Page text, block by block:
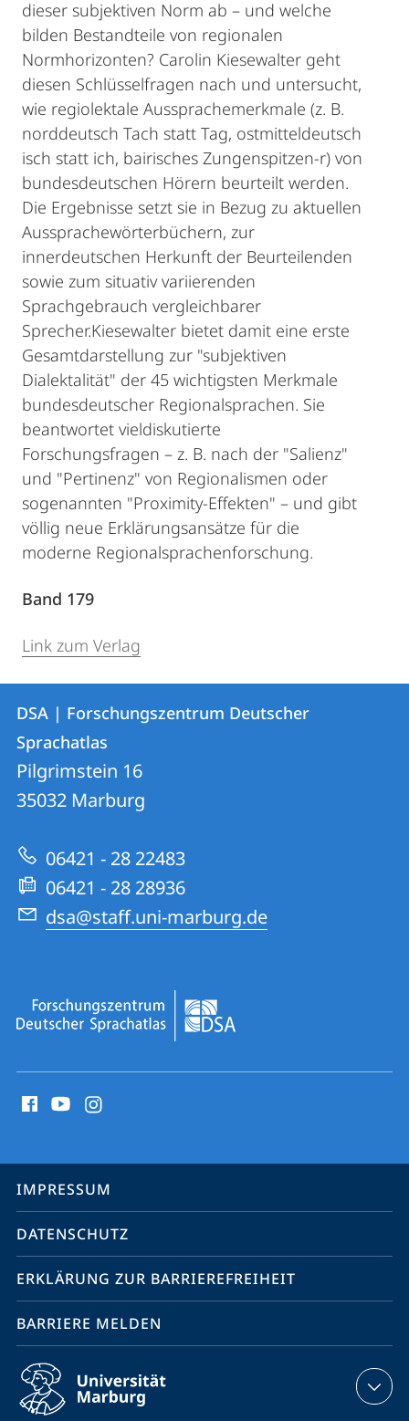
dieser subjektiven Norm ab – und welche
bilden Bestandteile von regionalen
Normhorizonten? Carolin Kiesewalter geht
diesen Schlüsselfragen nach und untersucht,
wie regiolektale Aussprachemerkmale (z. B.
norddeutsch Tach statt Tag, ostmitteldeutsch
isch statt ich, bairisches Zungenspitzen-r) von
bundesdeutschen Hörern beurteilt werden.
Die Ergebnisse setzt sie in Bezug zu aktuellen
Aussprachewörterbüchern, zur
innerdeutschen Herkunft der Beurteilenden
sowie zum situativ variierenden
Sprachgebrauch vergleichbarer
Sprecher.Kiesewalter bietet damit eine erste
Gesamtdarstellung zur "subjektiven
Dialektalität" der 45 wichtigsten Merkmale
bundesdeutscher Regionalsprachen. Sie
beantwortet vieldiskutierte
Forschungsfragen – z. B. nach der "Salienz"
und "Pertinenz" von Regionalismen oder
sogenannten "Proximity-Effekten" – und gibt
völlig neue Erklärungsansätze für die
moderne Regionalsprachenforschung.
Band 179
Link zum Verlag
Kontakt
und
Informationen
zur
Website
Kontaktinformationen
DSA
|
Forschungszentrum
Sprachatlas
DSA | Forschungszentrum Deutscher
Sprachatlas
Pilgrimstein 16
35032 Marburg
06421 - 28 22483
06421 - 28 28936
dsa@staff.uni-marburg.de
Media
Service-
Navigation
IMPRESSUM
DATENSCHUTZ
ERKLÄRUNG ZUR BARRIEREFREIHEIT
BARRIERE MELDEN